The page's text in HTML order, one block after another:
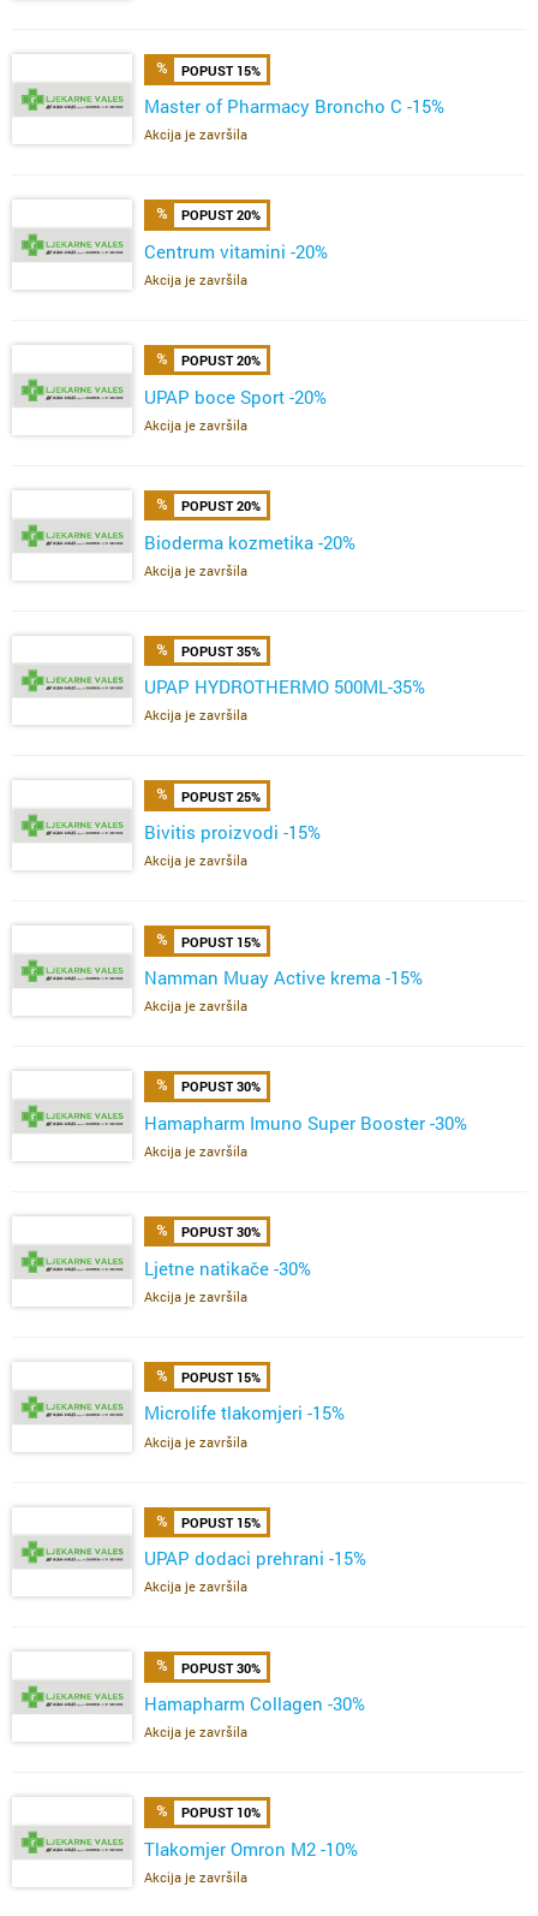
POPUST 15%
Master of Pharmacy Broncho C -15%
Akcija je završila
POPUST 20%
Centrum vitamini -20%
Akcija je završila
POPUST 20%
UPAP boce Sport -20%
Akcija je završila
POPUST 20%
Bioderma kozmetika -20%
Akcija je završila
POPUST 35%
UPAP HYDROTHERMO 500ML-35%
Akcija je završila
POPUST 25%
Bivitis proizvodi -15%
Akcija je završila
POPUST 15%
Namman Muay Active krema -15%
Akcija je završila
POPUST 30%
Hamapharm Imuno Super Booster -30%
Akcija je završila
POPUST 30%
Ljetne natikače -30%
Akcija je završila
POPUST 15%
Microlife tlakomjeri -15%
Akcija je završila
POPUST 15%
UPAP dodaci prehrani -15%
Akcija je završila
POPUST 30%
Hamapharm Collagen -30%
Akcija je završila
POPUST 10%
Tlakomjer Omron M2 -10%
Akcija je završila